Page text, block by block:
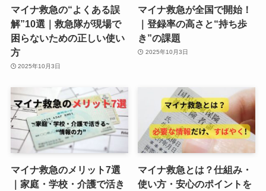
マイナ救急の“よくある誤
解”10選｜救急隊が現場で
困らないための正しい使い
方
2025年10月3日
マイナ救急が全国で開始！
｜登録率の高さと“持ち歩
き”の課題
2025年10月3日
マイナ救急のメリット7選
｜家庭・学校・介護で活き
マイナ救急とは？仕組み・
使い方・安心のポイントを